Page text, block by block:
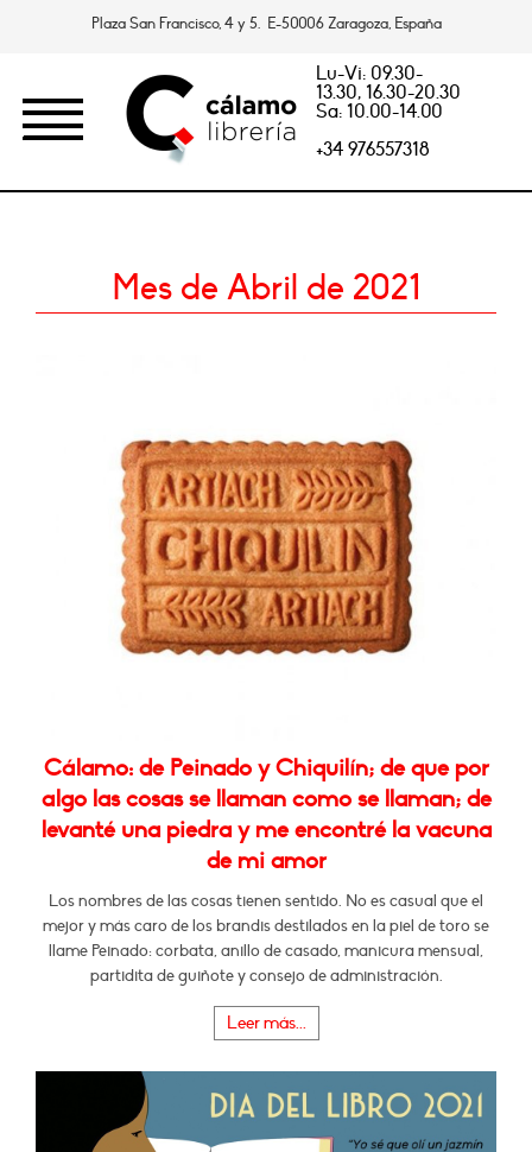
Plaza San Francisco, 4 y 5. E-50006 Zaragoza, España
Lu-Vi: 09.30-
13.30, 16.30-20.30
Sa: 10.00-14.00
+34 976557318
Mes de Abril de 2021
Cálamo: de Peinado y Chiquilín; de que por
algo las cosas se llaman como se llaman; de
levanté una piedra y me encontré la vacuna
de mi amor
Los nombres de las cosas tienen sentido. No es casual que el
mejor y más caro de los brandis destilados en la piel de toro se
llame Peinado: corbata, anillo de casado, manicura mensual,
partidita de guiñote y consejo de administración.
Leer más...